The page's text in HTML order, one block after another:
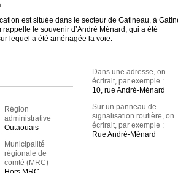
est située dans le secteur de Gatineau, à
le souvenir d’André Ménard, qui a été
lequel a été aménagée la voie.
Région
administrative
Outaouais
Municipalité
régionale de
comté (MRC)
Dans une adresse, on
écrirait, par exemple :
10, rue André-Ménard
Sur un panneau de
signalisation routière, on
écrirait, par exemple :
Rue André-Ménard